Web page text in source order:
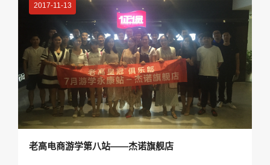
2017-11-13
老高电商游学第八站——杰诺旗舰店